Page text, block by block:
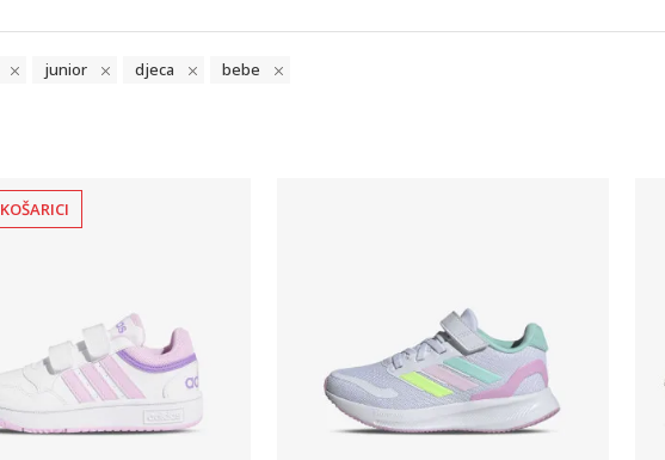
junior djeca bebe
Uporedi Uporedi